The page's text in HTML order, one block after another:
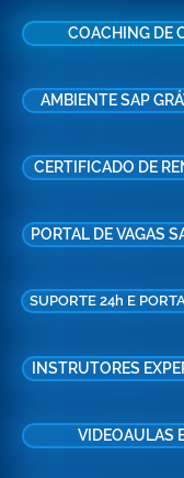
COACHING DE
AMBIENTE SAP
CERTIFICADO DE
PORTAL DE VAGAS
SUPORTE 24h E
INSTRUTORES
VIDEOAULAS